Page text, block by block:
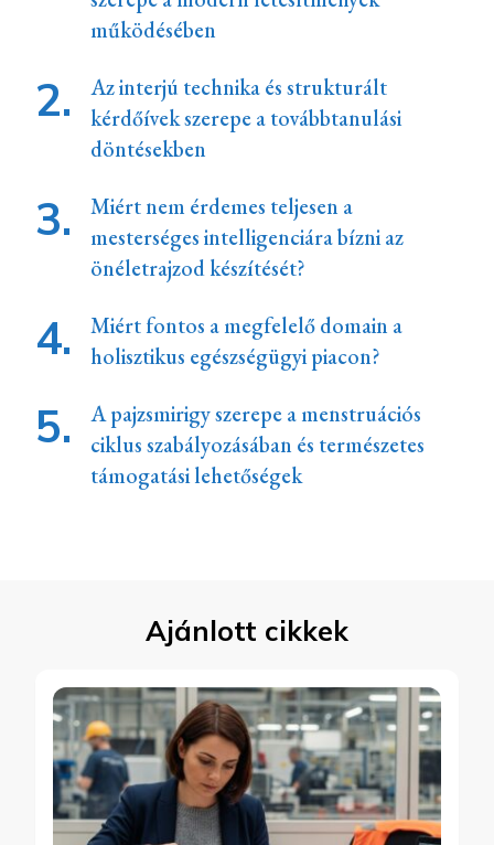
működésében
Az interjú technika és strukturált
kérdőívek szerepe a továbbtanulási
döntésekben
Miért nem érdemes teljesen a
mesterséges intelligenciára bízni az
önéletrajzod készítését?
Miért fontos a megfelelő domain a
holisztikus egészségügyi piacon?
A pajzsmirigy szerepe a menstruációs
ciklus szabályozásában és természetes
támogatási lehetőségek
Ajánlott cikkek